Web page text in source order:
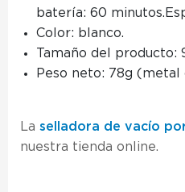
batería: 60
Color: blanco.
Tamaño del producto:
Peso neto: 78g (metal
La selladora de vacío
nuestra tienda online.